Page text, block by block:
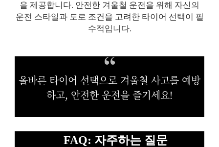
을 제공합니다. 안전한 겨울철 운전을 위해 자신의
운전 스타일과 도로 조건을 고려한 타이어 선택이 필
수적입니다.
올바른 타이어 선택으로 겨울철 사고를 예방
하고, 안전한 운전을 즐기세요!
FAQ: 자주하는 질문